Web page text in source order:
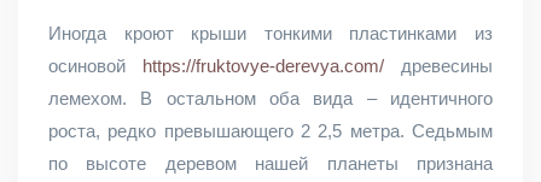
Иногда кроют крыши тонкими пластинками из
осиновой https://fruktovye-derevya.com/ древесины
лемехом. В остальном оба вида – идентичного
роста, редко превышающего 2 2,5 метра. Седьмым
по высоте деревом нашей планеты признана